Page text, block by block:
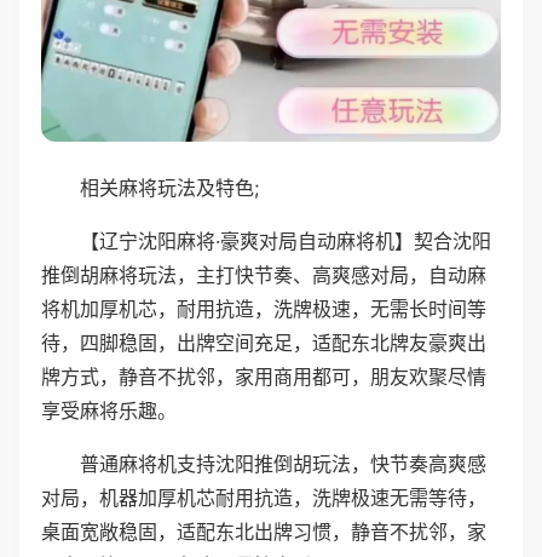
相关麻将玩法及特色;
【辽宁沈阳麻将·豪爽对局自动麻将机】契合沈阳
推倒胡麻将玩法，主打快节奏、高爽感对局，自动麻
将机加厚机芯，耐用抗造，洗牌极速，无需长时间等
待，四脚稳固，出牌空间充足，适配东北牌友豪爽出
牌方式，静音不扰邻，家用商用都可，朋友欢聚尽情
享受麻将乐趣。
普通麻将机支持沈阳推倒胡玩法，快节奏高爽感
对局，机器加厚机芯耐用抗造，洗牌极速无需等待，
桌面宽敞稳固，适配东北出牌习惯，静音不扰邻，家